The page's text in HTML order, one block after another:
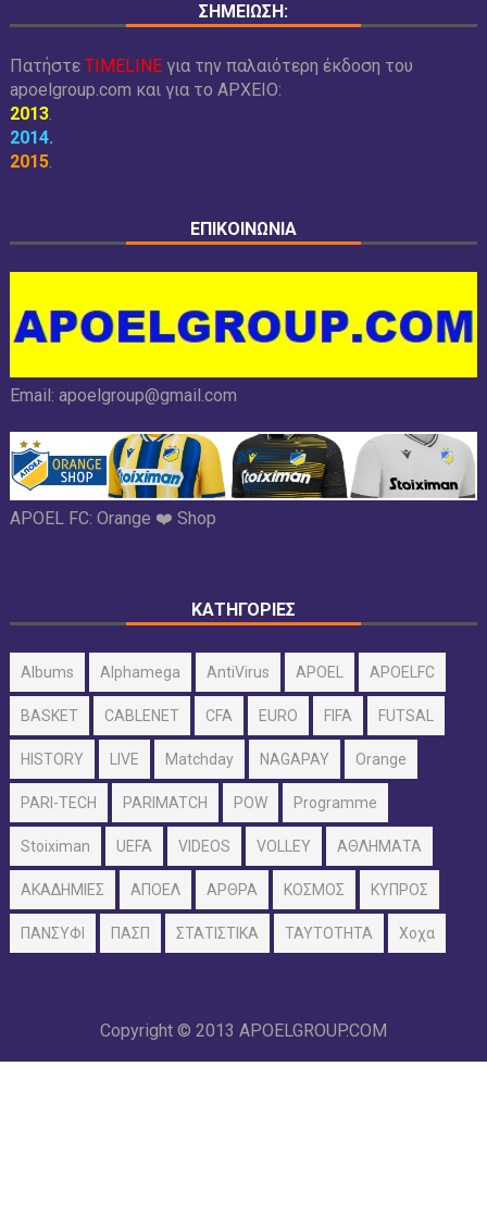
ΣΗΜΕΙΩΣΗ:
Πατήστε TIMELINEγια την παλαιότερη έκδοση του
apoelgroup.com και για το ΑΡΧΕΙΟ:
2013.
2014.
2015.
ΕΠΙΚΟΙΝΩΝΙΑ
Email: apoelgroup@gmail.com
APOEL FC: Orange ❤️ Shop
ΚΑΤΗΓΟΡΙΕΣ
Albums Alphamega AntiVirus APOEL APOELFC
BASKET CABLENET CFA EURO FIFA FUTSAL
HISTORY LIVE Matchday NAGAPAY Orange
PARI-TECH PARIMATCH POW Programme
Stoiximan UEFA VIDEOS VOLLEY ΑΘΛΗΜΑΤΑ
ΑΚΑΔΗΜΙΕΣ ΑΠΟΕΛ ΑΡΘΡΑ ΚΟΣΜΟΣ ΚΥΠΡΟΣ
ΠΑΝΣΥΦΙ ΠΑΣΠ ΣΤΑΤΙΣΤΙΚΑ ΤΑΥΤΟΤΗΤΑ Χοχα
Copyright © 2013 APOELGROUP.COM